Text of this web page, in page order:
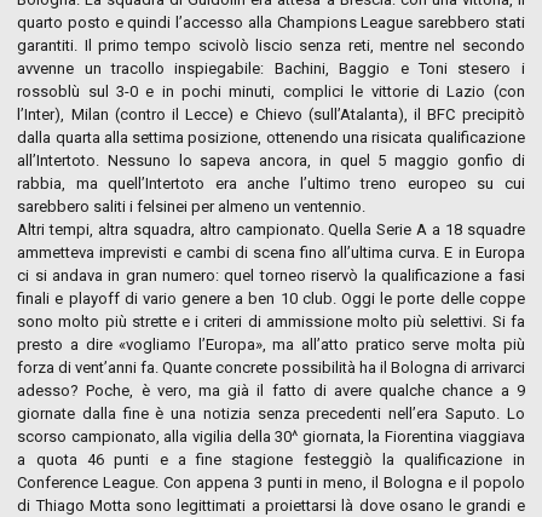
quarto posto e quindi l’accesso alla Champions League sarebbero stati
garantiti. Il primo tempo scivolò liscio senza reti, mentre nel secondo
avvenne un tracollo inspiegabile: Bachini, Baggio e Toni stesero i
rossoblù sul 3-0 e in pochi minuti, complici le vittorie di Lazio (con
l’Inter), Milan (contro il Lecce) e Chievo (sull’Atalanta), il BFC precipitò
dalla quarta alla settima posizione, ottenendo una risicata qualificazione
all’Intertoto. Nessuno lo sapeva ancora, in quel 5 maggio gonfio di
rabbia, ma quell’Intertoto era anche l’ultimo treno europeo su cui
sarebbero saliti i felsinei per almeno un ventennio.
Altri tempi, altra squadra, altro campionato. Quella Serie A a 18 squadre
ammetteva imprevisti e cambi di scena fino all’ultima curva. E in Europa
ci si andava in gran numero: quel torneo riservò la qualificazione a fasi
finali e playoff di vario genere a ben 10 club. Oggi le porte delle coppe
sono molto più strette e i criteri di ammissione molto più selettivi. Si fa
presto a dire «vogliamo l’Europa», ma all’atto pratico serve molta più
forza di vent’anni fa. Quante concrete possibilità ha il Bologna di arrivarci
adesso? Poche, è vero, ma già il fatto di avere qualche chance a 9
giornate dalla fine è una notizia senza precedenti nell’era Saputo. Lo
scorso campionato, alla vigilia della 30^ giornata, la Fiorentina viaggiava
a quota 46 punti e a fine stagione festeggiò la qualificazione in
Conference League. Con appena 3 punti in meno, il Bologna e il popolo
di Thiago Motta sono legittimati a proiettarsi là dove osano le grandi e